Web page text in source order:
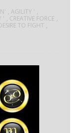
, AGILITY ' ,
' , CREATIVE FORCE ,
TO FIGHT ,